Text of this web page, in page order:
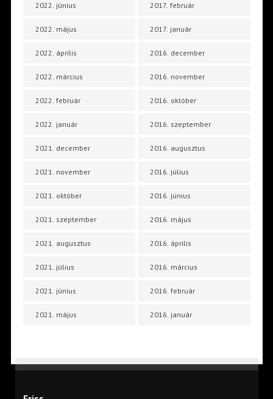
2022. június
2022. május
2022. április
2022. március
2022. február
2022. január
2021. december
2021. november
2021. október
2021. szeptember
2021. augusztus
2021. július
2021. június
2021. május
2017. február
2017. január
2016. december
2016. november
2016. október
2016. szeptember
2016. augusztus
2016. július
2016. június
2016. május
2016. április
2016. március
2016. február
2016. január